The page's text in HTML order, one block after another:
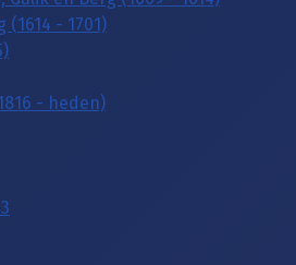
- 1701)
- heden)